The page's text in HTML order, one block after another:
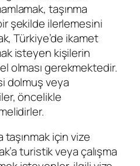
taşınma
şekilde ilerlemesini
Türkiye’de ikamet
isteyen kişilerin
olması gerekmektedir.
dolmuş veya
öncelikle
taşınmak için vize
turistik veya çalışma